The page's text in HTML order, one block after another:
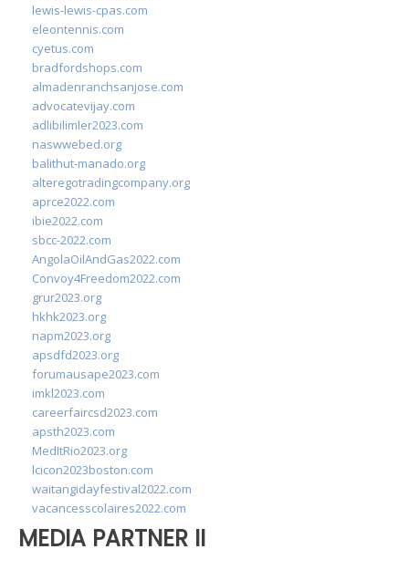
lewis-lewis-cpas.com
eleontennis.com
cyetus.com
bradfordshops.com
almadenranchsanjose.com
advocatevijay.com
adlibilimler2023.com
naswwebed.org
balithut-manado.org
alteregotradingcompany.org
aprce2022.com
ibie2022.com
sbcc-2022.com
AngolaOilAndGas2022.com
Convoy4Freedom2022.com
grur2023.org
hkhk2023.org
napm2023.org
apsdfd2023.org
forumausape2023.com
imkl2023.com
careerfaircsd2023.com
apsth2023.com
MedItRio2023.org
lcicon2023boston.com
waitangidayfestival2022.com
vacancesscolaires2022.com
MEDIA PARTNER II